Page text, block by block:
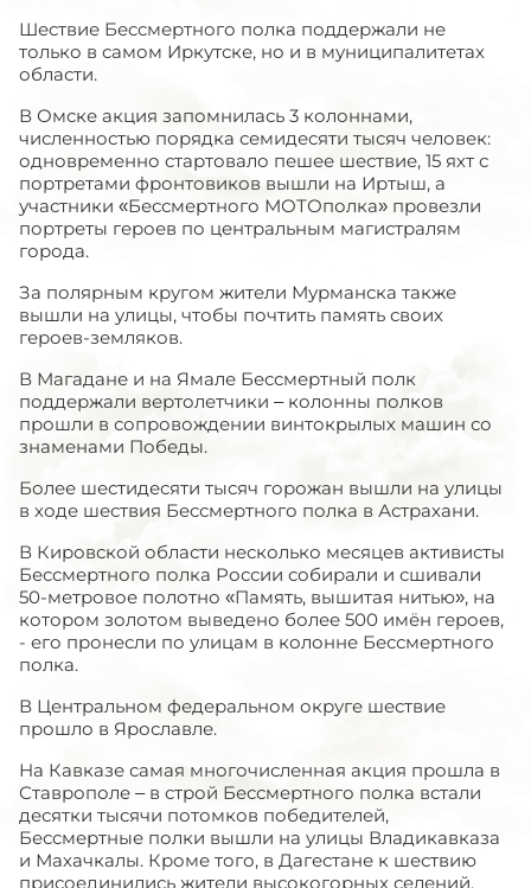
Шествие Бессмертного полка поддержали не
только в самом Иркутске, но и в муниципалитетах
области.
В Омске акция запомнилась 3 колоннами,
численностью порядка семидесяти тысяч человек:
одновременно стартовало пешее шествие, 15 яхт с
портретами фронтовиков вышли на Иртыш, а
участники «Бессмертного МОТОполка» провезли
портреты героев по центральным магистралям
города.
За полярным кругом жители Мурманска также
вышли на улицы, чтобы почтить память своих
героев-земляков.
В Магадане и на Ямале Бессмертный полк
поддержали вертолетчики – колонны полков
прошли в сопровождении винтокрылых машин со
знаменами Победы.
Более шестидесяти тысяч горожан вышли на улицы
в ходе шествия Бессмертного полка в Астрахани.
В Кировской области несколько месяцев активисты
Бессмертного полка России собирали и сшивали
50-метровое полотно «Память, вышитая нитью», на
котором золотом выведено более 500 имён героев,
- его пронесли по улицам в колонне Бессмертного
полка.
В Центральном федеральном округе шествие
прошло в Ярославле.
На Кавказе самая многочисленная акция прошла в
Ставрополе – в строй Бессмертного полка встали
десятки тысячи потомков победителей,
Бессмертные полки вышли на улицы Владикавказа
и Махачкалы. Кроме того, в Дагестане к шествию
присоединились жители высокогорных селений.